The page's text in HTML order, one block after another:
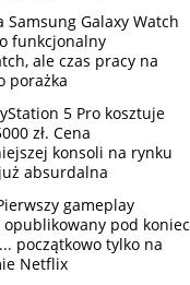
Samsung Galaxy Watch
funkcjonalny
ale czas pracy na
porażka
5 Pro kosztuje
zł. Cena
konsoli na rynku
absurdalna
gameplay
opublikowany pod koniec
początkowo tylko na
Netflix